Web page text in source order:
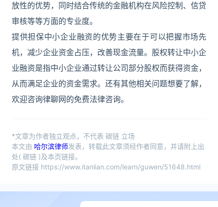
放性的优势，同时结合传统的金融机构在风险控制、信贷
审核等等方面的专业度。
提供担保中小企业融资的优势主要在于可以把握市场先
机，减少企业资金占压，改善现金流量。股权转让中小企
业融资是指中小企业通过转让公司部分股权而获得资金，
从而满足企业的资金需求。还有其他相关问题想要了解，
欢迎咨询律聊网的免费法律咨询。
*文章为作者独立观点，不代表 碳链 立场
本文由 哈尔滨律师发表，转载此文章须经作者同意，并请附上出
处( 碳链 )及本页链接。
原文链接 https://www.itanlian.com/learn/guwen/51648.html